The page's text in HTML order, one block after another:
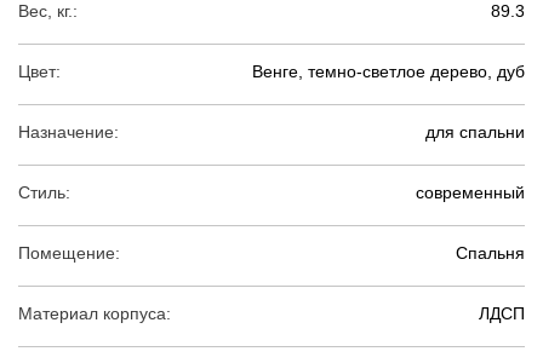
Вес, кг.: 89.3
Цвет: Венге, темно-светлое дерево, дуб
Назначение: для спальни
Стиль: современный
Помещение: Спальня
Материал корпуса: ЛДСП